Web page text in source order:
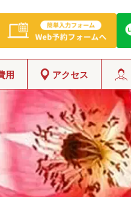
用 アクセス